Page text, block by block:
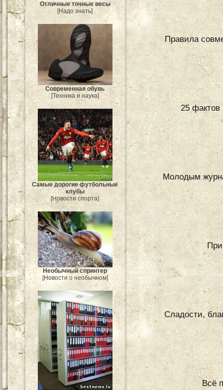
Отличные точные весы
[Надо знать]
Современная обувь
[Техника и наука]
Самые дорогие футбольные
клубы
[Новости спорта]
Необычный спринтер
[Новости о необычном]
Правила
25 фактов
Молодым
Сладости,
Всё